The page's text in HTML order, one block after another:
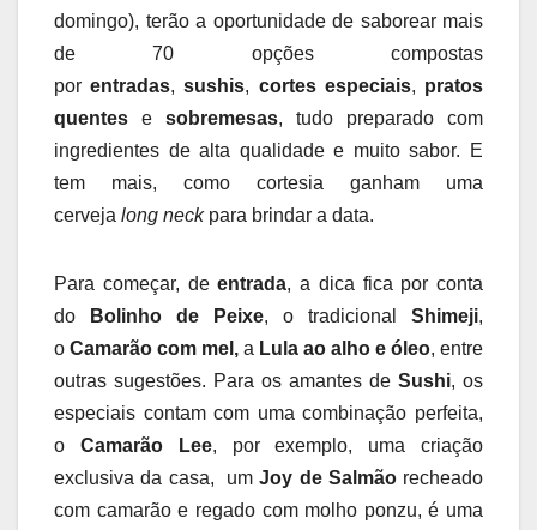
domingo), terão a oportunidade de saborear mais
de 70 opções compostas
porentradas,sushis, cortes especiais, pratos
quentes e sobremesas, tudo preparado com
ingredientes de alta qualidade e muito sabor. E
tem mais, como cortesia ganham uma
cerveja long neckpara brindar a data.
Para começar, deentrada, a dica fica por conta
do
Bolinho de Peixe, o tradicional Shimeji,
o Camarão com mel, a Lula ao alho e óleo, entre
outras sugestões. Para os amantes de Sushi, os
especiais contam com uma combinação perfeita,
o Camarão Lee, por exemplo, uma criação
exclusiva da casa, umJoy de Salmãorecheado
com camarão e regado com molho ponzu, é uma